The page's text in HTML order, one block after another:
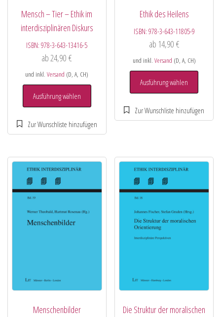
Mensch – Tier – Ethik im
interdisziplinären Diskurs
ISBN:978-3-643-13416-5
ab 24,90€
und inkl.Versand (D, A, CH)
Ausführung wählen
Ethik des Heilens
ISBN: 978-3-643-11805-9
ab 14,90 €
und inkl. Versand (D, A, CH)
Ausführung wählen
Menschenbilder
Die Struktur der moralischen